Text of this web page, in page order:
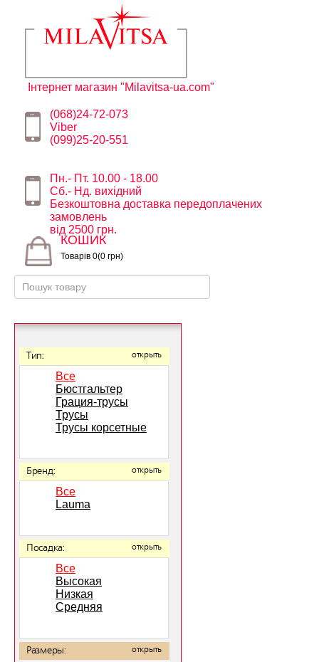
Інтернет магазин "Milavitsa-ua.com"
(068)24-72-073
Viber
(099)25-20-551
Пн.- Пт. 10.00 - 18.00
Сб.- Нд. вихідний
Безкоштовна доставка передоплачених
замовлень
від 2500 грн.
КОШИК
Товарів 0(0 грн)
Тип: открыть
Все
Бюстгальтер
Грация-трусы
Трусы
Трусы корсетные
Бренд: открыть
Все
Lauma
Посадка: открыть
Все
Высокая
Низкая
Средняя
Размеры: открыть